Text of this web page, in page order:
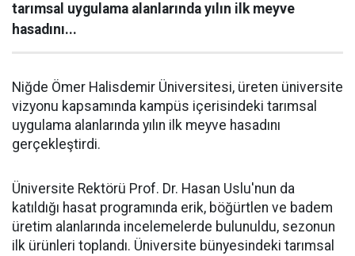
tarımsal uygulama alanlarında yılın ilk meyve
hasadını...
Niğde Ömer Halisdemir Üniversitesi, üreten üniversite
vizyonu kapsamında kampüs içerisindeki tarımsal
uygulama alanlarında yılın ilk meyve hasadını
gerçekleştirdi.
Üniversite Rektörü Prof. Dr. Hasan Uslu'nun da
katıldığı hasat programında erik, böğürtlen ve badem
üretim alanlarında incelemelerde bulunuldu, sezonun
ilk ürünleri toplandı. Üniversite bünyesindeki tarımsal